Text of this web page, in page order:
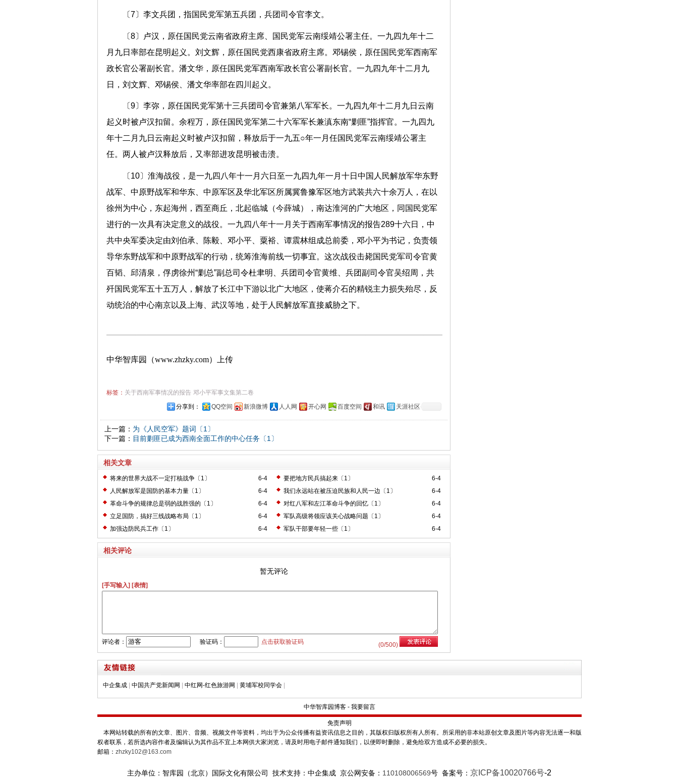
〔7〕李文兵团，指国民党军第五兵团，兵团司令官李文。
〔8〕卢汉，原任国民党云南省政府主席、国民党军云南绥靖公署主任。一九四九年十二
月九日率部在昆明起义。刘文辉，原任国民党西康省政府主席。邓锡侯，原任国民党军西南军
政长官公署副长官。潘文华，原任国民党军西南军政长官公署副长官。一九四九年十二月九
日，刘文辉、邓锡侯、潘文华率部在四川起义。
〔9〕李弥，原任国民党军第十三兵团司令官兼第八军军长。一九四九年十二月九日云南
起义时被卢汉扣留。余程万，原任国民党军第二十六军军长兼滇东南“剿匪”指挥官。一九四九
年十二月九日云南起义时被卢汉扣留，释放后于一九五○年一月任国民党军云南绥靖公署主
任。两人被卢汉释放后，又率部进攻昆明被击溃。
〔10〕淮海战役，是一九四八年十一月六日至一九四九年一月十日中国人民解放军华东野
战军、中原野战军和华东、中原军区及华北军区所属冀鲁豫军区地方武装共六十余万人，在以
徐州为中心，东起海州，西至商丘，北起临城（今薛城），南达淮河的广大地区，同国民党军
进行的一次具有决定意义的战役。一九四八年十一月关于西南军事情况的报告289十六日，中
共中央军委决定由刘伯承、陈毅、邓小平、粟裕、谭震林组成总前委，邓小平为书记，负责领
导华东野战军和中原野战军的行动，统筹淮海前线一切事宜。这次战役击毙国民党军司令官黄
百韬、邱清泉，俘虏徐州“剿总”副总司令杜聿明、兵团司令官黄维、兵团副司令官吴绍周，共
歼国民党军五十五万人，解放了长江中下游以北广大地区，使蒋介石的精锐主力损失殆尽，反
动统治的中心南京以及上海、武汉等地，处于人民解放军直接威胁之下。
中华智库园（www.zhzky.com）上传
标签： 关于西南军事情况的报告 邓小平军事文集第二卷
分享到：
QQ空间 新浪微博 人人网 开心网 百度空间 和讯 天涯社区
上一篇： 为《人民空军》题词〔1〕
下一篇： 目前剿匪已成为西南全面工作的中心任务〔1〕
相关文章
6-4
将来的世界大战不一定打核战争〔1〕 6-4
要把地方民兵搞起来〔1〕
6-4
人民解放军是国防的基本力量〔1〕 6-4
我们永远站在被压迫民族和人民一边〔1〕
6-4
革命斗争的规律总是弱的战胜强的〔1〕 6-4
对红八军和左江革命斗争的回忆〔1〕
6-4
立足国防，搞好三线战略布局〔1〕 6-4
军队高级将领应该关心战略问题〔1〕
6-4
加强边防民兵工作〔1〕 6-4
军队干部要年轻一些〔1〕
相关评论
暂无评论
[手写输入] [表情]
(0/500)
评论者： 验证码： 点击获取验证码
中企集成 中国共产党新闻网 中红网-红色旅游网 黄埔军校同学会
中华智库园博客- 我要留言
免责声明
本网站转载的所有的文章、图片、音频、视频文件等资料，均出于为公众传播有益资讯信息之目的，其版权归版权所有人所有。所采用的非本站原创文章及图片等内容无法逐一和版
权者联系，若所选内容作者及编辑认为其作品不宜上本网供大家浏览，请及时用电子邮件通知我们，以便即时删除，避免给双方造成不必要的损失。
邮箱： zhzky102@163.com
主办单位：智库园（北京）国际文化有限公司 技术支持：中企集成 京公网安备： 110108006569号 备案号： 京ICP备10020766号-2